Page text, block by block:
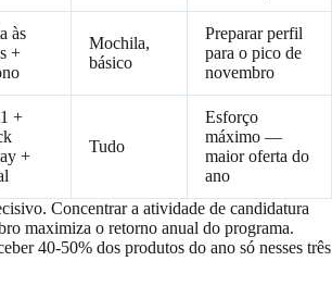
às
+
Mochila,
básico
Preparar perfil
para o pico de
novembro
+
+
Tudo
Esforço
máximo —
maior oferta do
ano
Concentrar a atividade de candidatura
maximiza o retorno anual do programa.
40-50% dos produtos do ano só nesses três